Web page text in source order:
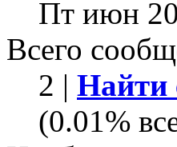
Пт июн
Всего
2 | Найти
(0.01%